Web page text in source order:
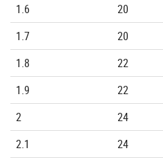
1.6
20
1.7
20
1.8
22
1.9
22
2
24
2.1
24